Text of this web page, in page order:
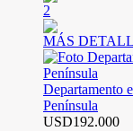
2
MÁS
Departamento
Península
USD192.000